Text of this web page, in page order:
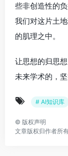
些非创造性的
我们对这片土
的肌理之中。
让思想的归思
未来学术的，坚
# AI知识库
© 版权声明
文章版权归作者所